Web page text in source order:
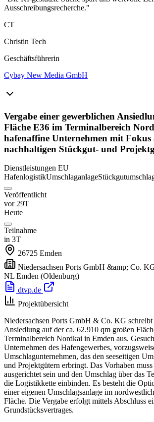
Ausschreibungsrecherche."
CT
Christin Tech
Geschäftsführerin
Cybay New Media GmbH
Vergabe einer gewerblichen
Fläche E36 im Terminalbereich
hafenaffine Unternehmen mit Fokus
nachhaltigen Stückgut- und
Dienstleistungen EU
HafenlogistikUmschlaganlage
Veröffentlicht
vor 29T
Heute
Teilnahme
in 3T
26725 Emden
Niedersachsen Ports GmbH &amp; Co.
NL Emden (Oldenburg)
dtvp.de
Projektübersicht
Niedersachsen Ports GmbH & Co. KG
Ansiedlung auf der ca. 62.910 qm großen
Terminalbereich Nordkai in Emden aus.
Unternehmen des Hafengewerbes,
Umschlagunternehmen, das den seeseitigen
und Projektgütern erbringt. Das Vorhaben
ausgerichtet sein und den Umschlag über das
die Logistikkette einbinden. Es besteht die
einer eigenen Umschlagsanlage im
Fläche. Die Vergabe erfolgt mittels Abschluss
Grundstücksvertrages.